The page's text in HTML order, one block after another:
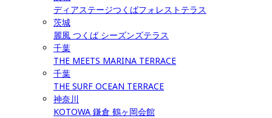
ディアステージつくばフォレストテラス
茨城
麗風 つくば シーズンズテラス
千葉
THE MEETS MARINA TERRACE
千葉
THE SURF OCEAN TERRACE
神奈川
KOTOWA 鎌倉 鶴ヶ岡会館